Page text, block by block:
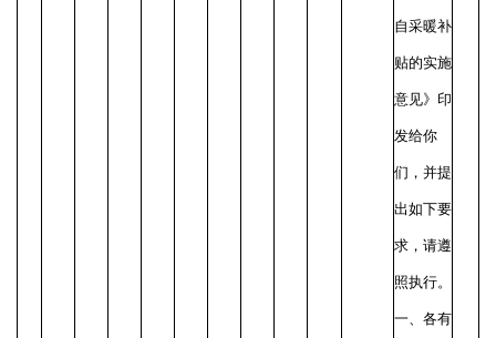
自采暖补
贴的实施
意见》印
发给你
们，并提
出如下要
求，请遵
照执行。
一、各有